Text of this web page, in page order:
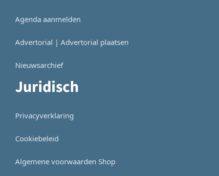
Agenda aanmelden
Advertorial | Advertorial plaatsen
Nieuwsarchief
Juridisch
Privacyverklaring
Cookiebeleid
Algemene voorwaarden Shop